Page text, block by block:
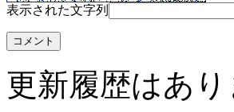
表示された文字列
更新履歴はあり